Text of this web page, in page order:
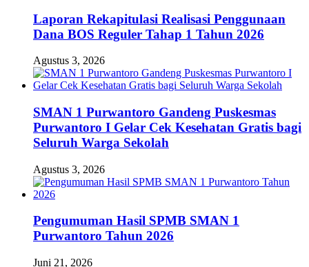
Laporan Rekapitulasi Realisasi Penggunaan
Dana BOS Reguler Tahap 1 Tahun 2026
Agustus 3, 2026
SMAN 1 Purwantoro Gandeng Puskesmas
Purwantoro I Gelar Cek Kesehatan Gratis bagi
Seluruh Warga Sekolah
Agustus 3, 2026
Pengumuman Hasil SPMB SMAN 1
Purwantoro Tahun 2026
Juni 21, 2026